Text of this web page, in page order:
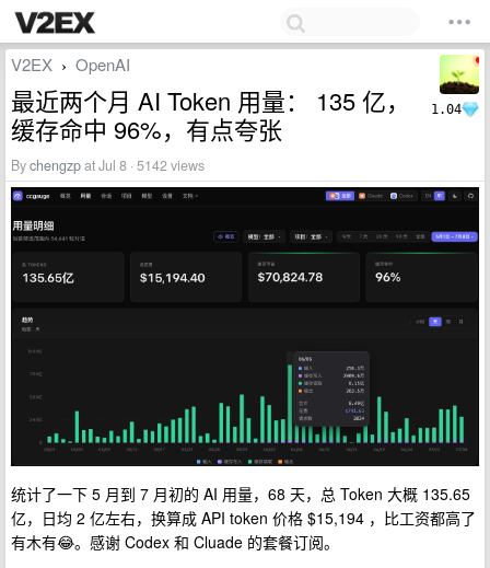
1.04
V2EX › OpenAI
最近两个月 AI Token 用量： 135 亿，
缓存命中 96%，有点夸张
Bychengzpat Jul 8 · 5142 views
统计了一下 5 月到 7 月初的 AI 用量，68 天，总 Token 大概 135.65
亿，日均 2 亿左右，换算成 API token 价格 $15,194 ，比工资都高了
有木有😂。感谢 Codex 和 Cluade 的套餐订阅。